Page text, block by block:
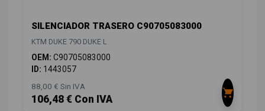
SILENCIADOR TRASERO C90705083000
KTM DUKE 790 DUKE L
OEM: C90705083000
ID: 1443057
88,00 € Sin IVA
106,48 € Con IVA